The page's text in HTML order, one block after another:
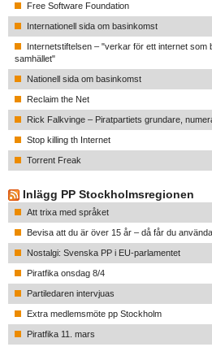
Free Software Foundation
Internationell sida om basinkomst
Internetstiftelsen – "verkar för ett internet som
samhället"
Nationell sida om basinkomst
Reclaim the Net
Rick Falkvinge – Piratpartiets grundare,
Stop killing th Internet
Torrent Freak
Inlägg PP Stockholmsregionen
Att trixa med språket
Bevisa att du är över 15 år – då får du
Nostalgi: Svenska PP i EU-parlamentet
Piratfika onsdag 8/4
Partiledaren intervjuas
Extra medlemsmöte pp Stockholm
Piratfika 11. mars